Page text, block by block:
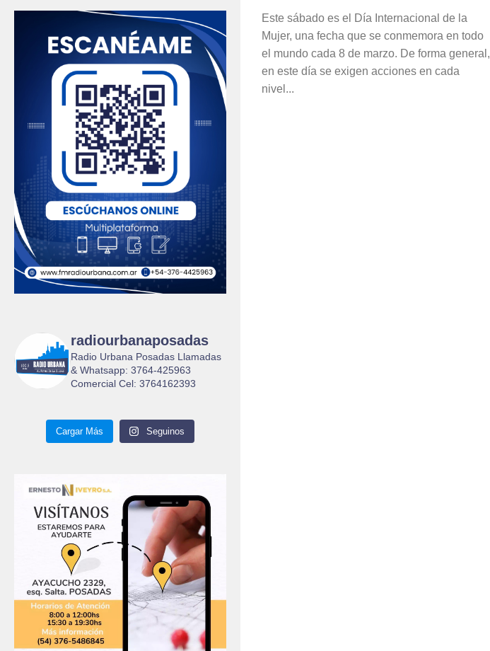
Este sábado es el Día Internacional de la
Mujer, una fecha que se conmemora en todo
el mundo cada 8 de marzo. De forma general,
en este día se exigen acciones en cada
nivel...
radiourbanaposadas
Radio Urbana Posadas Llamadas
& Whatsapp: 3764-425963
Comercial Cel: 3764162393
Cargar Más Seguinos